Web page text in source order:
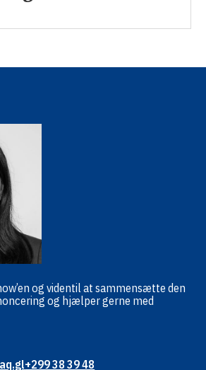
og videntil at sammensætte den
og hjælpergerne med
+299 38 39 48